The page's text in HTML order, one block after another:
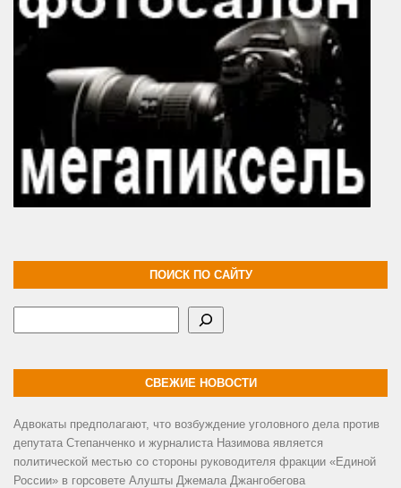
ПОИСК ПО САЙТУ
СВЕЖИЕ НОВОСТИ
Адвокаты предполагают, что возбуждение уголовного дела против
депутата Степанченко и журналиста Назимова является
политической местью со стороны руководителя фракции «Единой
России» в горсовете Алушты Джемала Джангобегова